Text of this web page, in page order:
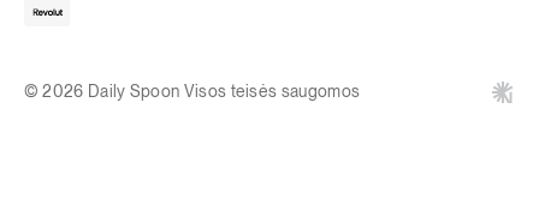
© 2026 Daily Spoon Visos teisės saugomos